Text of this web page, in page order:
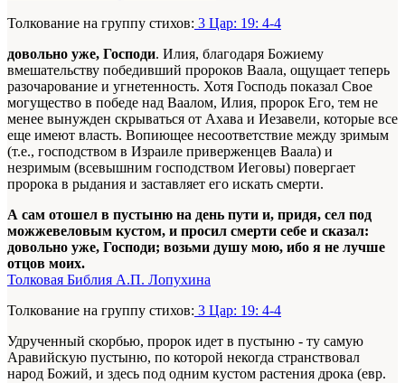
Толкование на группу стихов: 3 Цар: 19: 4-4
довольно уже, Господи. Илия, благодаря Божиему
вмешательству победивший пророков Ваала, ощущает теперь
разочарование и угнетенность. Хотя Господь показал Свое
могущество в победе над Ваалом, Илия, пророк Его, тем не
менее вынужден скрываться от Ахава и Иезавели, которые все
еще имеют власть. Вопиющее несоответствие между зримым
(т.е., господством в Израиле приверженцев Ваала) и
незримым (всевышним господством Иеговы) повергает
пророка в рыдания и заставляет его искать смерти.
А сам отошел в пустыню на день пути и, придя, сел под
можжевеловым кустом, и просил смерти себе и сказал:
довольно уже, Господи; возьми душу мою, ибо я не лучше
отцов моих.
Толковая Библия А.П. Лопухина
Толкование на группу стихов: 3 Цар: 19: 4-4
Удрученный скорбью, пророк идет в пустыню - ту самую
Аравийскую пустыню, по которой некогда странствовал
народ Божий, и здесь под одним кустом растения дрока (евр.